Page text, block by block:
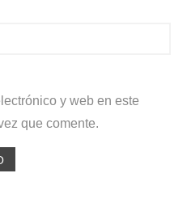
y web en este
que comente.